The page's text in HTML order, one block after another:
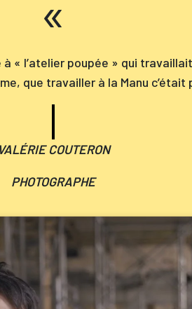
« l’atelier poupée » qui
que travailler à la Manu
VALÉRIE COUTERON
PHOTOGRAPHE